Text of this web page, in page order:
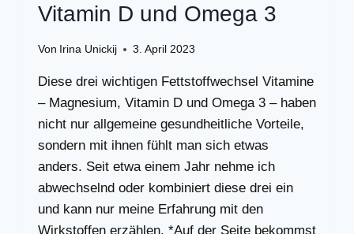
Vitamin D und Omega 3
Von Irina Unickij 3. April 2023
Diese drei wichtigen Fettstoffwechsel Vitamine
– Magnesium, Vitamin D und Omega 3 – haben
nicht nur allgemeine gesundheitliche Vorteile,
sondern mit ihnen fühlt man sich etwas
anders. Seit etwa einem Jahr nehme ich
abwechselnd oder kombiniert diese drei ein
und kann nur meine Erfahrung mit den
Wirkstoffen erzählen. *Auf der Seite bekommst